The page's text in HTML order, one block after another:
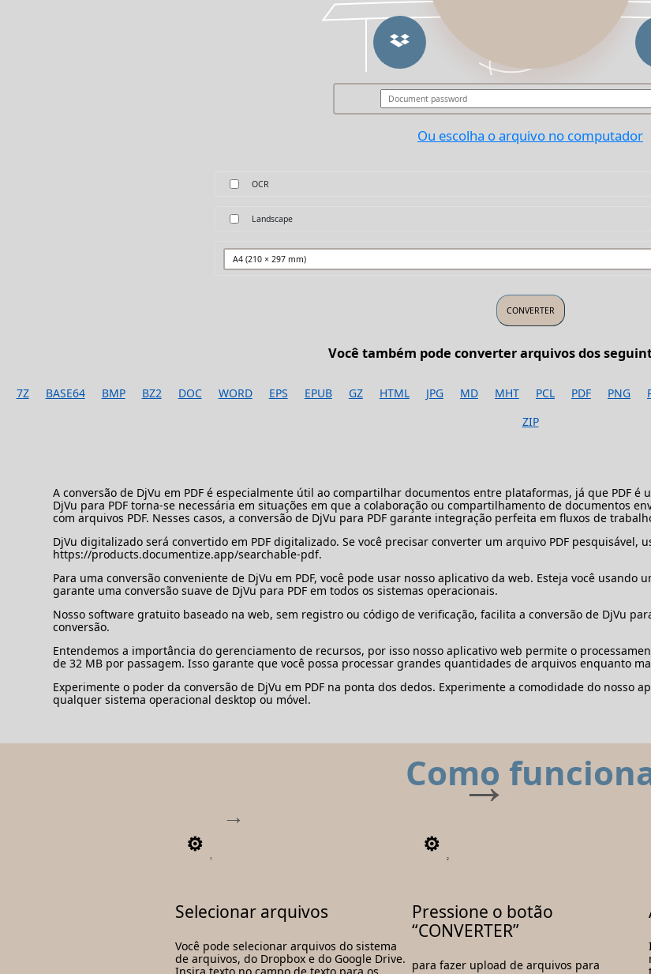
Ou escolha o arquivo no computador
OCR
Landscape
Você também pode converter arquivos dos
7Z BASE64 BMP BZ2 DOC WORD EPS EPUB GZ HTML JPG MD MHT PCL PDF PNG
ZIP
A conversão de DjVu em PDF é especialmente útil ao compartilhar documentos entre plataformas, já que PDF
DjVu para PDF torna-se necessária em situações em que a colaboração ou compartilhamento de documentos
com arquivos PDF. Nesses casos, a conversão de DjVu para PDF garante integração perfeita em fluxos de
DjVu digitalizado será convertido em PDF digitalizado. Se você precisar converter um arquivo PDF pesquisável,
https://products.documentize.app/searchable-pdf.
Para uma conversão conveniente de DjVu em PDF, você pode usar nosso aplicativo da web. Esteja você
garante uma conversão suave de DjVu para PDF em todos os sistemas operacionais.
Nosso software gratuito baseado na web, sem registro ou código de verificação, facilita a conversão de DjVu
conversão.
Entendemos a importância do gerenciamento de recursos, por isso nosso aplicativo web permite o
de 32 MB por passagem. Isso garante que você possa processar grandes quantidades de arquivos enquanto
Experimente o poder da conversão de DjVu em PDF na ponta dos dedos. Experimente a comodidade do
qualquer sistema operacional desktop ou móvel.
Como
1
Selecionar arquivos
Você pode selecionar arquivos do sistema
de arquivos, do Dropbox e do Google Drive.
2
Pressione o botão
“CONVERTER”
para fazer upload de arquivos para